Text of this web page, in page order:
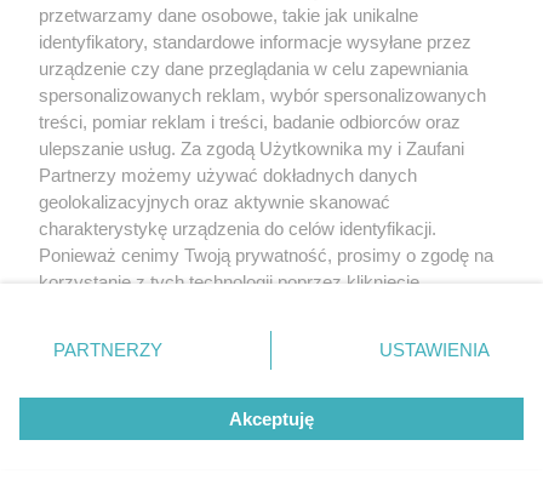
PIŁKA NOŻNA
Michał Pazdan zaskoczony
po rozstaniu z Wieczystą.
Sławomir Peszko nie
dotrzymał słowa?
przetwarzamy dane osobowe, takie jak unikalne
identyfikatory, standardowe informacje wysyłane przez
urządzenie czy dane przeglądania w celu zapewniania
spersonalizowanych reklam, wybór spersonalizowanych
treści, pomiar reklam i treści, badanie odbiorców oraz
ulepszanie usług. Za zgodą Użytkownika my i Zaufani
Partnerzy możemy używać dokładnych danych
geolokalizacyjnych oraz aktywnie skanować
charakterystykę urządzenia do celów identyfikacji.
Ponieważ cenimy Twoją prywatność, prosimy o zgodę na
korzystanie z tych technologii poprzez kliknięcie
zmienić/wycofać klikając przycisk ustawień prywatności
znajdujący się w lewym dolnym rogu strony
rodzaje przetwarzania danych nie wymagają zgody
użytkownika, ale masz prawo sprzeciwić się takiemu
przetwarzaniu. Preferencje będą miały zastosowanie tylko
PARTNERZY USTAWIENIA
Akceptuję